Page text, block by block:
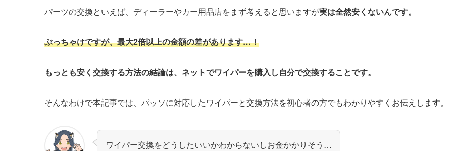
パーツの交換といえば、ディーラーやカー用品店をまず考えると思いますが実は全然安くないんです。
ぶっちゃけですが、最大2倍以上の金額の差があります…！
もっとも安く交換する方法の結論は、ネットでワイパーを購入し自分で交換することです。
そんなわけで本記事では、 パッソに対応したワイパーと交換方法を初心者の方でもわかりやすくお伝えします。
ワイパー交換をどうしたいいかわからないしお金かかりそう…